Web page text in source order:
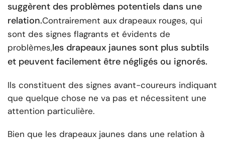
suggèrent des problèmes potentiels dans une
relation.Contrairement aux drapeaux rouges, qui
sont des signes flagrants et évidents de
problèmes,les drapeaux jaunes sont plus subtils
et peuvent facilement être négligés ou ignorés.
Ils constituent des signes avant-coureurs indiquant
que quelque chose ne va pas et nécessitent une
attention particulière.
Bien que les drapeaux jaunes dans une relation à